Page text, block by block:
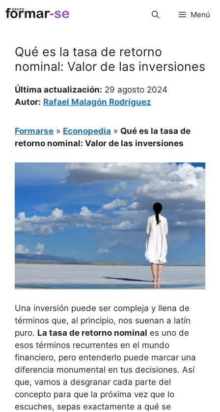
Saltar
al
Menú
Qué es la tasa de retorno
nominal: Valor de las inversiones
Última actualización: 29 agosto 2024
Autor: Rafael Malagón Rodríguez
Formarse » Econopedia » Qué es la tasa de
retorno nominal: Valor de las inversiones
Una‍ inversión puede ser compleja y llena ‌de
términos que, al principio, nos ⁣suenan a latín
⁤puro. La tasa⁤ de retorno nominal es uno de
esos términos‌ recurrentes​ en el‍ mundo
financiero, pero entenderlo⁣ puede marcar una
diferencia monumental en tus decisiones. Así
‍que,‍ vamos‍ a​ desgranar cada parte‌ del
concepto para ‍que la próxima vez que lo
escuches, sepas exactamente a qué se